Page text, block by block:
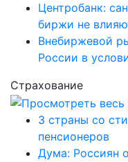
Центробанк:
биржи не
Внебиржевой
России в
Страхование
3 страны со
пенсионеров
Дума: Россиян